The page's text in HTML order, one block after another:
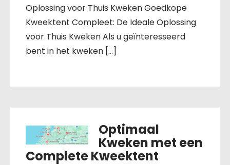
Oplossing voor Thuis Kweken Goedkope
Kweektent Compleet: De Ideale Oplossing
voor Thuis Kweken Als u geïnteresseerd
bent in het kweken […]
Optimaal
Kweken met een
Complete Kweektent